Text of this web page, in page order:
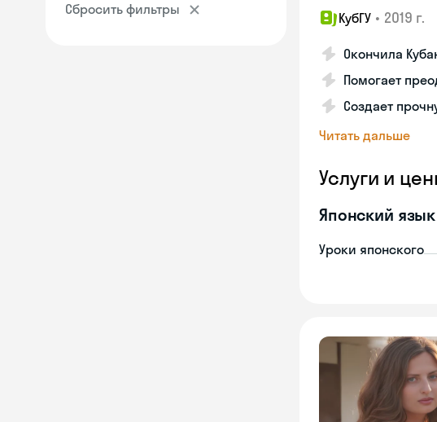
Сбросить фильтры
КубГУ • 2019 г.
Окончила
Помогает
Создает
Читать дальше
Услуги и
Японский язык
Уроки японского